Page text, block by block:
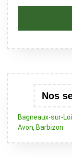
Nos
Bagneaux-sur-
Avon, Barbizon